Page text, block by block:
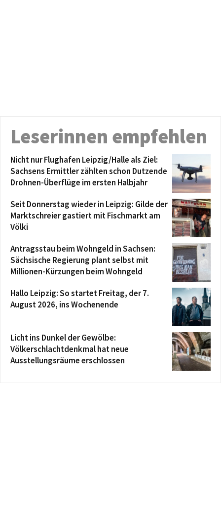
Leserinnen empfehlen
Nicht nur Flughafen Leipzig/Halle als Ziel:
Sachsens Ermittler zählten schon Dutzende
Drohnen-Überflüge im ersten Halbjahr
Seit Donnerstag wieder in Leipzig: Gilde der
Marktschreier gastiert mit Fischmarkt am
Völki
Antragsstau beim Wohngeld in Sachsen:
Sächsische Regierung plant selbst mit
Millionen-Kürzungen beim Wohngeld
Hallo Leipzig: So startet Freitag, der 7.
August 2026, ins Wochenende
Licht ins Dunkel der Gewölbe:
Völkerschlachtdenkmal hat neue
Ausstellungsräume erschlossen